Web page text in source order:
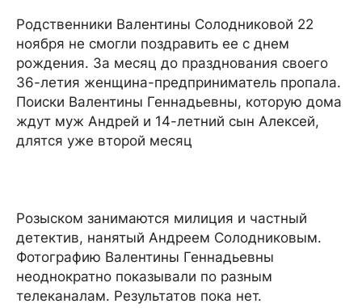
Родственники Валентины Солодниковой 22
ноября не смогли поздравить ее с днем
рождения. За месяц до празднования своего
36-летия женщина-предприниматель пропала.
Поиски Валентины Геннадьевны, которую дома
ждут муж Андрей и 14-летний сын Алексей,
длятся уже второй месяц
Розыском занимаются милиция и частный
детектив, нанятый Андреем Солодниковым.
Фотографию Валентины Геннадьевны
неоднократно показывали по разным
телеканалам. Результатов пока нет.